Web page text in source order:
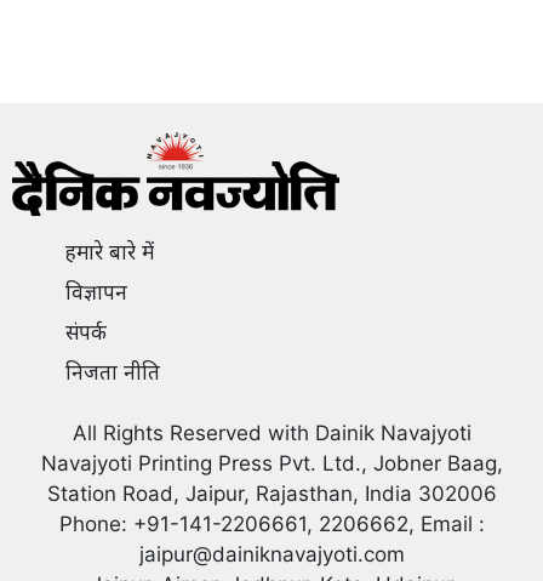
हमारे बारे में
विज्ञापन
संपर्क
निजता नीति
All Rights Reserved with Dainik Navajyoti
Navajyoti Printing Press Pvt. Ltd., Jobner Baag,
Station Road, Jaipur, Rajasthan, India 302006
Phone: +91-141-2206661, 2206662, Email :
jaipur@dainiknavajyoti.com